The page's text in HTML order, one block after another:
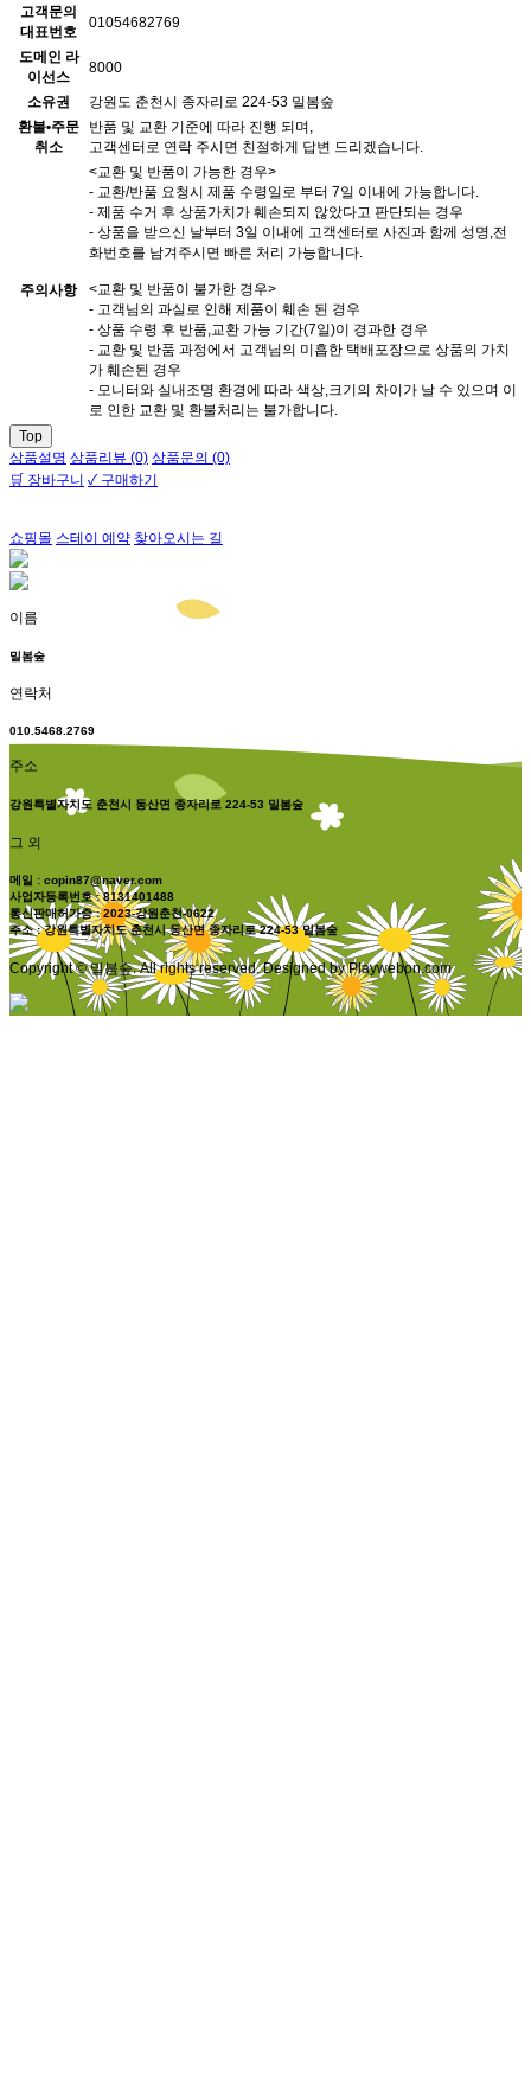
고객문의
대표번호
01054682769
도메인 라
이선스
8000
소유권
강원도 춘천시 종자리로 224-53 밀봄숲
환불•주문
취소
반품 및 교환 기준에 따라 진행 되며,
고객센터로 연락 주시면 친절하게 답변 드리겠습니다.
주의사항
<교환 및 반품이 가능한 경우>
- 교환/반품 요청시 제품 수령일로 부터 7일 이내에 가능합니다.
- 제품 수거 후 상품가치가 훼손되지 않았다고 판단되는 경우
- 상품을 받으신 날부터 3일 이내에 고객센터로 사진과 함께 성명,전
화번호를 남겨주시면 빠른 처리 가능합니다.
<교환 및 반품이 불가한 경우>
- 고객님의 과실로 인해 제품이 훼손 된 경우
- 상품 수령 후 반품,교환 가능 기간(7일)이 경과한 경우
- 교환 및 반품 과정에서 고객님의 미흡한 택배포장으로 상품의 가치
가 훼손된 경우
- 모니터와 실내조명 환경에 따라 색상,크기의 차이가 날 수 있으며 이
로 인한 교환 및 환불처리는 불가합니다.
Top
상품설명 상품리뷰 (0) 상품문의 (0)
🛒 장바구니 ✓ 구매하기
쇼핑몰 스테이 예약 찾아오시는 길
이름
밀봄숲
연락처
010.5468.2769
주소
강원특별자치도 춘천시 동산면 종자리로 224-53 밀봄숲
그 외
메일 : copin87@naver.com
사업자등록번호 : 8131401488
통신판매허가증 : 2023-강원춘천-0622
주소 : 강원특별자치도 춘천시 동산면 종자리로 224-53 밀봄숲
Copyright © 밀봄숲. All rights reserved. Designed by Playwebon.com